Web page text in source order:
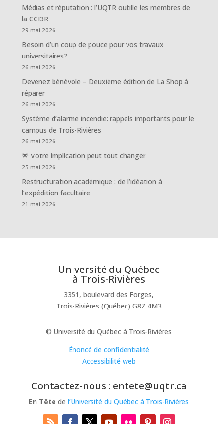
Médias et réputation : l’UQTR outille les membres de
la CCI3R
29 mai 2026
Besoin d’un coup de pouce pour vos travaux
universitaires?
26 mai 2026
Devenez bénévole – Deuxième édition de La Shop à
réparer
26 mai 2026
Système d’alarme incendie: rappels importants pour le
campus de Trois-Rivières
26 mai 2026
🌟 Votre implication peut tout changer
25 mai 2026
Restructuration académique : de l’idéation à
l’expédition facultaire
21 mai 2026
Université du Québec
à Trois-Rivières
3351, boulevard des Forges,
Trois-Rivières (Québec) G8Z 4M3
© Université du Québec à Trois-Rivières
Énoncé de confidentialité
Accessibilité web
Contactez-nous : entete@uqtr.ca
En Tête del’Université du Québec à Trois-Rivières